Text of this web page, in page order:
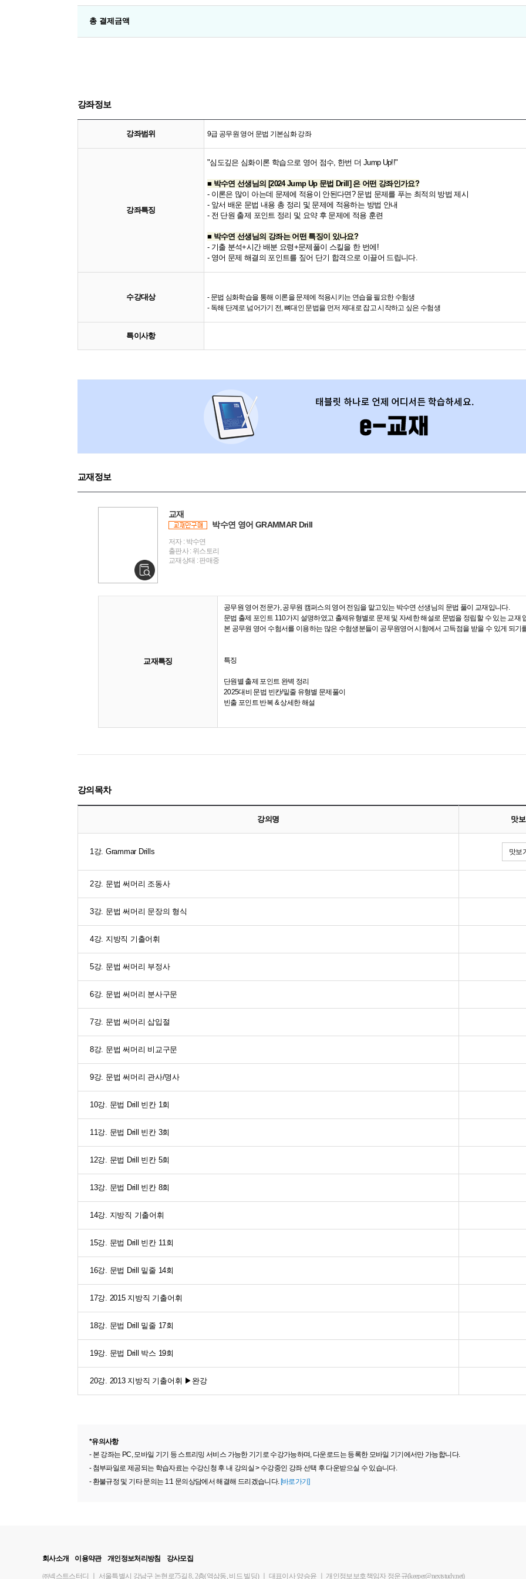
총 결제금액
강좌정보
강좌범위 9급 공무원 영어 문법 기본심화 강좌
강좌특징
"심도깊은 심화이론 학습으로 영어 점수, 한번 더 Jump Up!!"
■ 박수연 선생님의 [2024 Jump Up 문법 Drill] 은 어떤 강좌인가요?
- 이론은 많이 아는데 문제에 적용이 안된다면? 문법 문제를 푸는 최적의 방법 제시
- ​앞서 배운 문법 내용 총 정리 및 문제에 적용하는 방법 안내
- 전 단원 출제 포인트 정리 및 요약 후 문제에 적용 훈련​​
■ 박수연 선생님의 강좌는 어떤 특징이 있나요?
- 기출 분석+시간 배분 요령+문제풀이 스킬을 한 번에!
- 영어 문제 해결의 포인트를 짚어 단기 합격으로 이끌어 드립니다.
수강대상
- 문법 심화학습을 통해 이론을 문제에 적용시키는 연습을 필요한 수험생
- 독해 단계로 넘어가기 전, 뼈대인 문법을 먼저 제대로 잡고 시작하고 싶은 수험생
특이사항
교재정보
교재
박수연 영어 GRAMMAR Drill
저자 : 박수연
출판사 : 위스토리
교재상태 : 판매중
교재특징
공무원 영어 전문가, 공무원 캠퍼스의 영어 전임을 맡고있는 박수연 선생님의 문법 풀이 교재입니다.
문법 출제 포인트 110가지 설명하였고 출제유형별로 문제 및 자세한 해설로 문법을 정립할 수 있는 교재
본 공무원 영어 수험서를 이용하는 많은 수험생분들이 공무원영어 시험에서 고득점을 받을 수 있게 되기
특징
단원별 출제 포인트 완벽 정리
2025대비 문법 빈칸/밑줄 유형별 문제풀이
빈출 포인트 반복 & 상세한 해설
강의목차
강의명 맛보
1강. Grammar Drills 맛보
2강. 문법 써머리 조동사
3강. 문법 써머리 문장의 형식
4강. 지방직 기출어휘
5강. 문법 써머리 부정사
6강. 문법 써머리 분사구문
7강. 문법 써머리 삽입절
8강. 문법 써머리 비교구문
9강. 문법 써머리 관사/명사
10강. 문법 Drill 빈칸 1회
11강. 문법 Drill 빈칸 3회
12강. 문법 Drill 빈칸 5회
13강. 문법 Drill 빈칸 8회
14강. 지방직 기출어휘
15강. 문법 Drill 빈칸 11회
16강. 문법 Drill 밑줄 14회
17강. 2015 지방직 기출어휘
18강. 문법 Drill 밑줄 17회
19강. 문법 Drill 박스 19회
20강. 2013 지방직 기출어휘 ▶완강
*유의사항
- 본 강좌는 PC, 모바일 기기 등 스트리밍 서비스 가능한 기기로 수강가능하며, 다운로드는 등록한 모바일 기기에서만 가능합니다.
- 첨부파일로 제공되는 학습자료는 수강신청 후 내 강의실 > 수강중인 강좌 선택 후 다운받으실 수 있습니다.
- 환불규정 및 기타 문의는 1:1 문의상담에서 해결해 드리겠습니다. [바로가기]
회사소개 이용약관 개인정보처리방침 강사모집
㈜넥스트스터디 서울특별시 강남구 논현로75길 8, 2층(역삼동, 비드 빌딩) 대표이사 양승윤 개인정보보호책임자 정운규(keeper@nextstudy.net)